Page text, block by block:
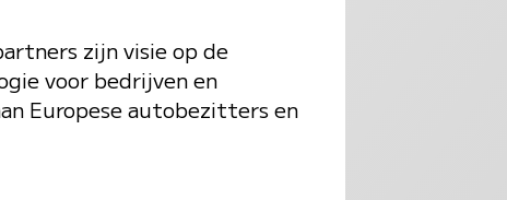
zijn visie op de
voor bedrijven en
Europese autobezitters en